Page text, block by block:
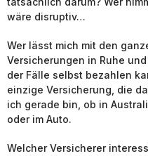
wäre disruptiv…
Wer lässt mich mit den
Versicherungen in Ruhe
der Fälle selbst bezahlen
einzige Versicherung, die
ich gerade bin, ob in
oder im Auto.
Welcher Versicherer